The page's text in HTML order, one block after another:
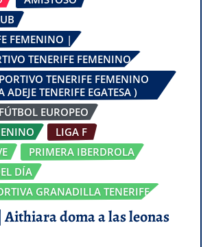
FEMENINO |
TENERIFE FEMENINO
TENERIFE FEMENINO
ADEJE TENERIFE EGATESA )
FÚTBOL EUROPEO
LIGA F
PRIMERA IBERDROLA
DÍA
GRANADILLA TENERIFE
Aithiara doma a las leonas